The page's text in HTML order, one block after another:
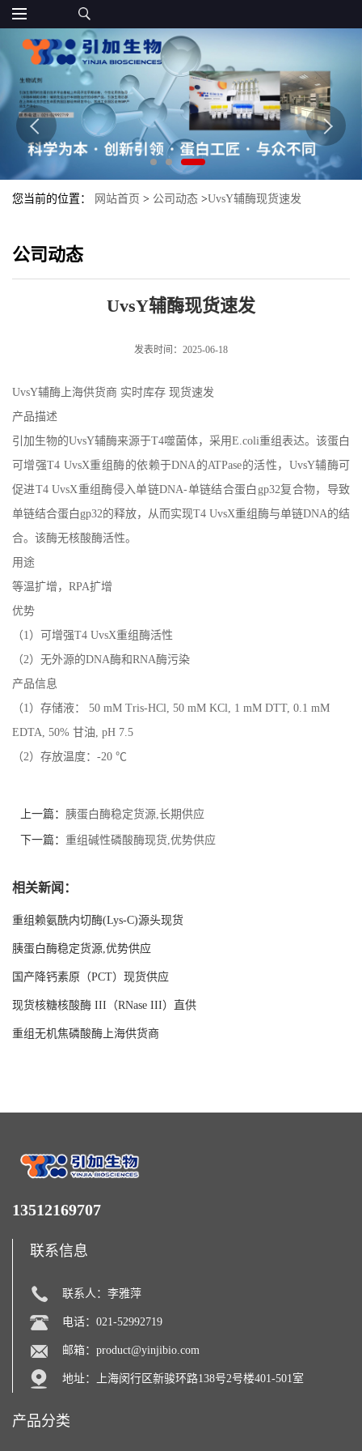
您当前的位置： 网站首页 > 公司动态 >UvsY辅酶现货速发
公司动态
UvsY辅酶现货速发
发表时间：2025-06-18
UvsY辅酶上海供货商 实时库存 现货速发
产品描述
引加生物的UvsY辅酶来源于T4噬菌体，采用E.coli重组表达。该蛋白
可增强T4 UvsX重组酶的依赖于DNA的ATPase的活性，UvsY辅酶可
促进T4 UvsX重组酶侵入单链DNA-单链结合蛋白gp32复合物，导致
单链结合蛋白gp32的释放，从而实现T4 UvsX重组酶与单链DNA的结
合。该酶无核酸酶活性。
用途
等温扩增，RPA扩增
优势
（1）可增强T4 UvsX重组酶活性
（2）无外源的DNA酶和RNA酶污染
产品信息
（1）存储液： 50 mM Tris-HCl, 50 mM KCl, 1 mM DTT, 0.1 mM
EDTA, 50% 甘油, pH 7.5
（2）存放温度：-20 ℃
上一篇： 胰蛋白酶稳定货源,长期供应
下一篇： 重组碱性磷酸酶现货,优势供应
相关新闻：
重组赖氨酰内切酶(Lys-C)源头现货
胰蛋白酶稳定货源,优势供应
国产降钙素原（PCT）现货供应
现货核糖核酸酶 III（RNase III）直供
重组无机焦磷酸酶上海供货商
13512169707
联系信息
联系人：李雅萍
电话：021-52992719
邮箱： product@yinjibio.com
地址：上海闵行区新骏环路138号2号楼401-501室
产品分类